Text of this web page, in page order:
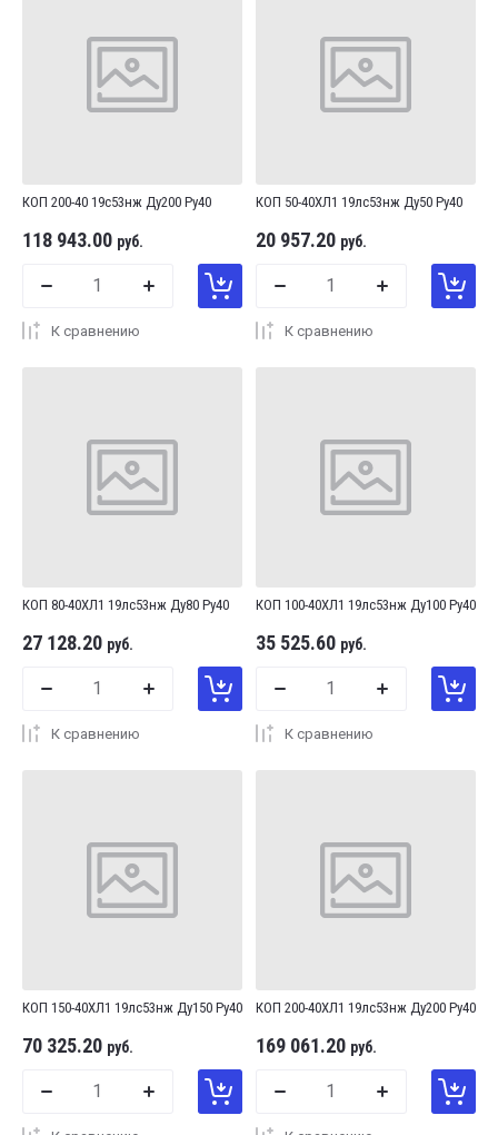
КОП 200-40 19с53нж Ду200 Ру40
118 943.00 руб.
К сравнению
КОП 50-40ХЛ1 19лс53нж Ду50 Ру40
20 957.20 руб.
К сравнению
КОП 80-40ХЛ1 19лс53нж Ду80 Ру40
27 128.20 руб.
К сравнению
КОП 100-40ХЛ1 19лс53нж Ду100 Ру40
35 525.60 руб.
К сравнению
КОП 150-40ХЛ1 19лс53нж Ду150 Ру40
70 325.20 руб.
КОП 200-40ХЛ1 19лс53нж Ду200 Ру40
169 061.20 руб.